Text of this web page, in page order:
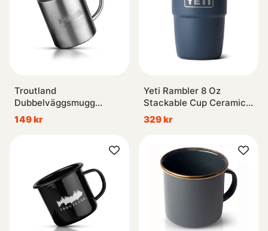
Troutland
Dubbelväggsmugg
350ml
149 kr
Yeti Rambler 8 Oz
Stackable Cup Ceramic -
Navy
329 kr